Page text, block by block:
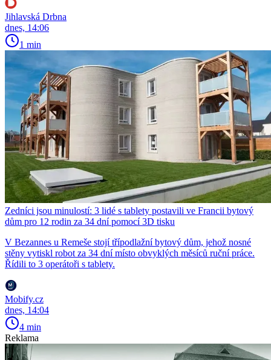
Jihlavská Drbna
dnes, 14:06
1 min
Zedníci jsou minulostí: 3 lidé s tablety postavili ve Francii bytový
dům pro 12 rodin za 34 dní pomocí 3D tisku
V Bezannes u Remeše stojí třípodlažní bytový dům, jehož nosné
stěny vytiskl robot za 34 dní místo obvyklých měsíců ruční práce.
Řídili to 3 operátoři s tablety.
Mobify.cz
dnes, 14:04
4 min
Reklama